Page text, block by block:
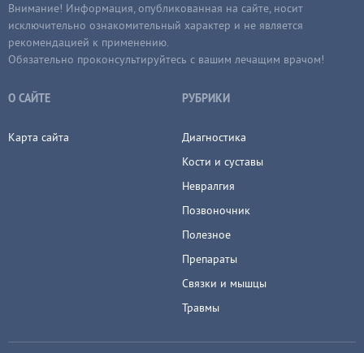
Внимание! Информация, опубликованная на сайте, носит
исключительно ознакомительный характер и не является
рекомендацией к применению.
Обязательно проконсультируйтесь с вашим лечащим врачом!
О САЙТЕ
Карта сайта
РУБРИКИ
Диагностика
Кости и суставы
Невралгия
Позвоночник
Полезное
Препараты
Связки и мышцы
Травмы